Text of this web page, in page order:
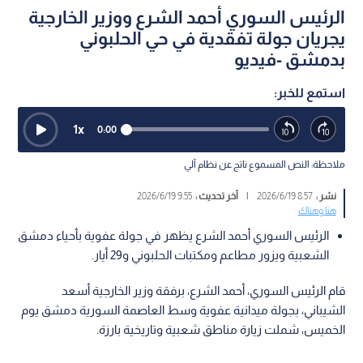
الرئيس السوري أحمد الشرع ووزير الخارجية
يجريان جولة تفقدية في حي الحلبوني
بدمشق -فيديو
استمع للخبر:
0:00
1x
ملاحظة: النص المسموع ناتج عن نظام آلي
نشر :8:57 2026/6/19
| آخر تحديث :9:55 2026/6/19
هنا وهناك
الرئيس السوري أحمد الشرع يظهر في جولة عفوية بأحياء دمشق
الشعبية ويزور مطاعم ومكتبات الحلبوني و29 أيار.
قام الرئيس السوري، أحمد الشرع، برفقة وزير الخارجية أسعد
الشيباني، بجولة ميدانية عفوية وسط العاصمة السورية دمشق يوم
الخميس، شملت زيارة مناطق شعبية وتاريخية بارزة.